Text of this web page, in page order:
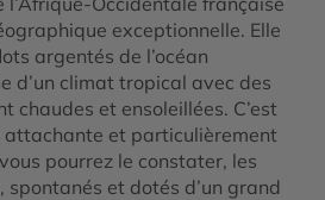
exceptionnelle. Elle
argentés de l’océan
d’un climat tropical avec des
chaudes et ensoleillées. C’est
attachante et particulièrement
pourrez le constater, les
spontanés et dotés d’un grand